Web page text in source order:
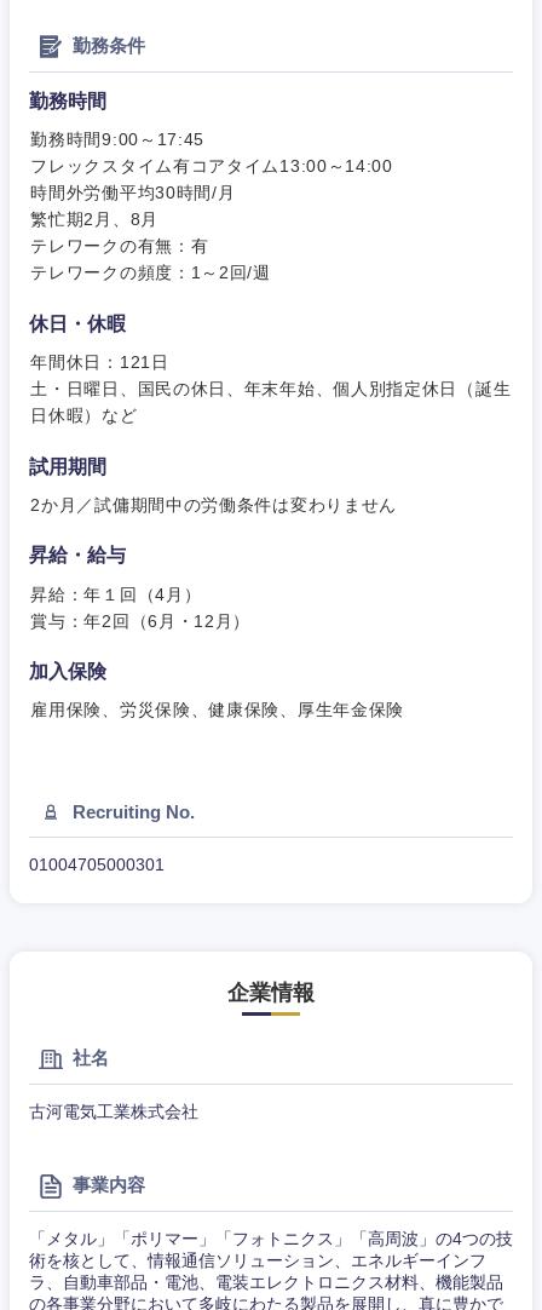
勤務条件
勤務時間
勤務時間9:00～17:45
フレックスタイム有コアタイム13:00～14:00
時間外労働平均30時間/月
繁忙期2月、8月
テレワークの有無：有
テレワークの頻度：1～2回/週
休日・休暇
年間休日：121日
土・日曜日、国民の休日、年末年始、個人別指定休日（誕生
日休暇）など
試用期間
2か月／試傭期間中の労働条件は変わりません
昇給・給与
昇給：年１回（4月）
賞与：年2回（6月・12月）
加入保険
雇用保険、労災保険、健康保険、厚生年金保険
Recruiting No.
01004705000301
企業情報
社名
古河電気工業株式会社
事業内容
「メタル」「ポリマー」「フォトニクス」「高周波」の4つの技
術を核として、情報通信ソリューション、エネルギーインフ
ラ、自動車部品・電池、電装エレクトロニクス材料、機能製品
の各事業分野において多岐にわたる製品を展開し、真に豊かで
新潟県
山梨県 長野県
東海地方